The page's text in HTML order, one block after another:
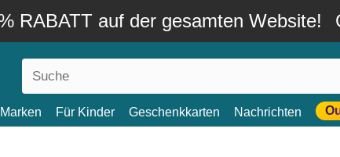
RABATT auf der gesamten Website!
Marken Für Kinder Geschenkkarten Nachrichten